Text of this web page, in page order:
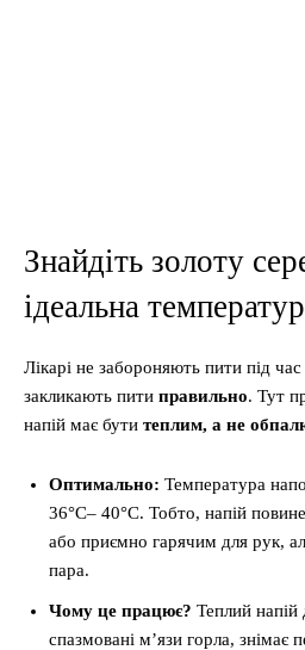
Знайдіть золоту
ідеальна
Лікарі не забороняють пити під
закликають пити правильно. Тут
напій має бути теплим, а не
Оптимально: Температура
36°C– 40°C. Тобто, напій
або приємно гарячим для рук,
пара.
Чому це працює? Теплий напій
спазмовані м’язи горла, знімає